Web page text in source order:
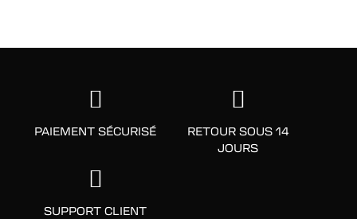
PAIEMENT SÉCURISÉ
RETOUR SOUS 14
JOURS
SUPPORT CLIENT